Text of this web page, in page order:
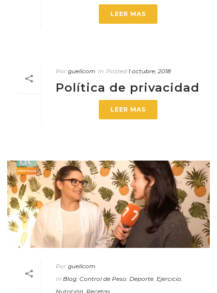
LEER MAS
Por guellcom In Posted 1 octubre, 2018
Política de privacidad
LEER MAS
Por guellcom
In Blog Control de Peso Deporte Ejercicio
Nutrición Recetas